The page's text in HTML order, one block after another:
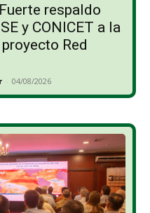
respaldo
y CONICET a la
Red
- 04/08/2026